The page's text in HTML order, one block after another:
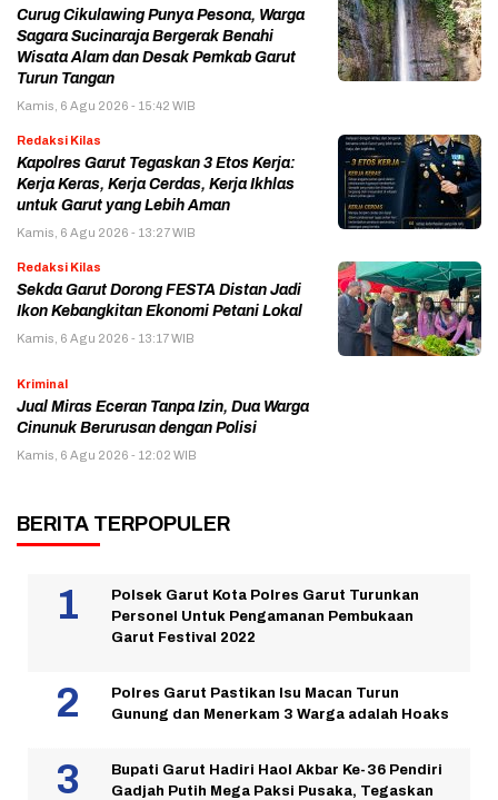
Curug Cikulawing Punya Pesona, Warga
Sagara Sucinaraja Bergerak Benahi
Wisata Alam dan Desak Pemkab Garut
Turun Tangan
Kamis, 6 Agu 2026 - 15:42 WIB
Redaksi Kilas
Kapolres Garut Tegaskan 3 Etos Kerja:
Kerja Keras, Kerja Cerdas, Kerja Ikhlas
untuk Garut yang Lebih Aman
Kamis, 6 Agu 2026 - 13:27 WIB
Redaksi Kilas
Sekda Garut Dorong FESTA Distan Jadi
Ikon Kebangkitan Ekonomi Petani Lokal
Kamis, 6 Agu 2026 - 13:17 WIB
Kriminal
Jual Miras Eceran Tanpa Izin, Dua Warga
Cinunuk Berurusan dengan Polisi
Kamis, 6 Agu 2026 - 12:02 WIB
BERITA TERPOPULER
Polsek Garut Kota Polres Garut Turunkan
Personel Untuk Pengamanan Pembukaan
Garut Festival 2022
Polres Garut Pastikan Isu Macan Turun
Gunung dan Menerkam 3 Warga adalah Hoaks
Bupati Garut Hadiri Haol Akbar Ke-36 Pendiri
Gadjah Putih Mega Paksi Pusaka, Tegaskan